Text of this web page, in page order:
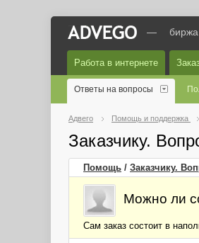
—
Работа в интернете
Ответы на вопросы
Адвего Помощь и поддержка
Заказчику.
Помощь / Заказчику.
Можно ли
Сам заказ состоит в